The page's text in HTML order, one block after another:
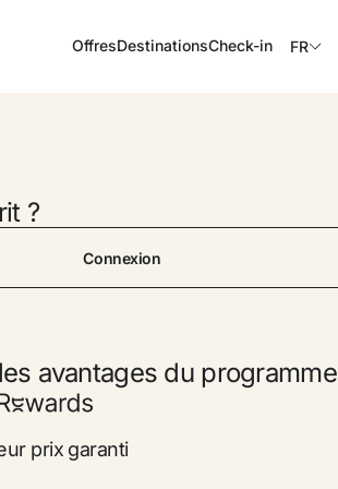
OffresDestinationsCheck-in FR
pas encore inscrit ?
Créer un compte
avantages du programme
prix garanti
?
Connexion
avantages du programme
prix garanti